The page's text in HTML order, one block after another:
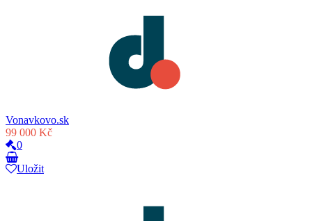
Vonavkovo.sk
99 000 Kč
0
Uložit